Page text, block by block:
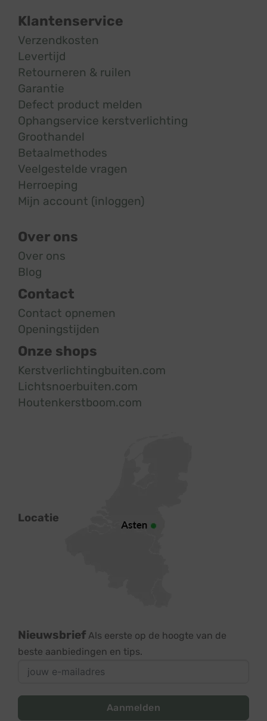
Klantenservice
Verzendkosten
Levertijd
Retourneren & ruilen
Garantie
Defect product melden
Ophangservice kerstverlichting
Groothandel
Betaalmethodes
Veelgestelde vragen
Herroeping
Mijn account (inloggen)
Over ons
Over ons
Blog
Contact
Contact opnemen
Openingstijden
Onze shops
Kerstverlichtingbuiten.com
Lichtsnoerbuiten.com
Houtenkerstboom.com
Locatie
Nieuwsbrief Als eerste op de hoogte van de
beste aanbiedingen en tips.
Aanmelden